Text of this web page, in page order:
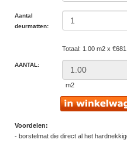
Aantal
deurmatten:
Totaal: 1.00 m2 x
AANTAL:
m2
Voordelen:
- borstelmat die direct al het